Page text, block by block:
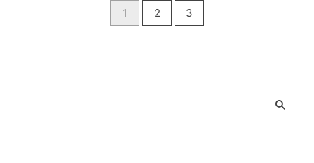
1 2 3